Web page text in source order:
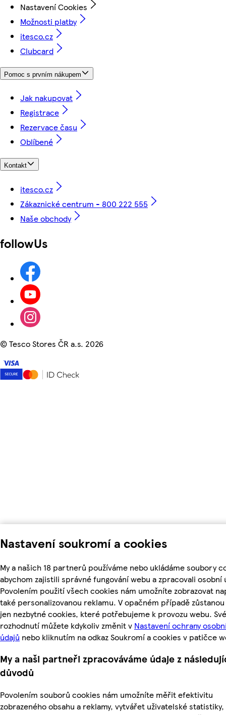
Nastavení soukromí a cookies
My a našich 18 partnerů používáme nebo ukládáme soubory
abychom zajistili správné fungování webu a zpracovali osobní
Povolením použití všech cookies nám umožníte zobrazovat
také personalizovanou reklamu. V opačném případě
jen nezbytné cookies, které potřebujeme k provozu webu. Své
rozhodnutí můžete kdykoliv změnit v Nastavení ochrany
údajů nebo kliknutím na odkaz Soukromí a cookies v patičce
My a naši partneři zpracováváme údaje z
důvodů
Povolením souborů cookies nám umožníte měřit efektivitu
zobrazeného obsahu a reklamy, vytvářet uživatelské
Nastavení Cookies
Možnosti platby
itesco.cz
Clubcard
Pomoc s prvním nákupem
Jak nakupovat
Registrace
Rezervace času
Oblíbené
Kontakt
itesco.cz
Zákaznické centrum - 800 222 555
Naše obchody
followUs
©Tesco Stores ČR a.s. 2026